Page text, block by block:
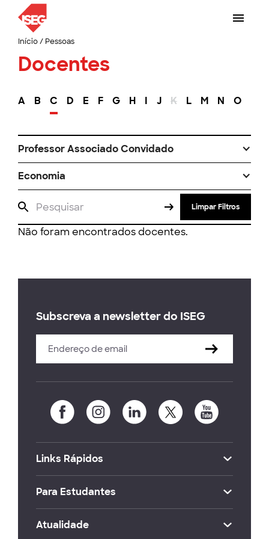
Início/ Pessoas
Docentes
A B C D E F G H I J K L M N O
Professor Associado Convidado
Economia
Limpar Filtros
Não foram encontrados docentes.
Subscreva a newsletter do ISEG
Links Rápidos
Para Estudantes
Atualidade